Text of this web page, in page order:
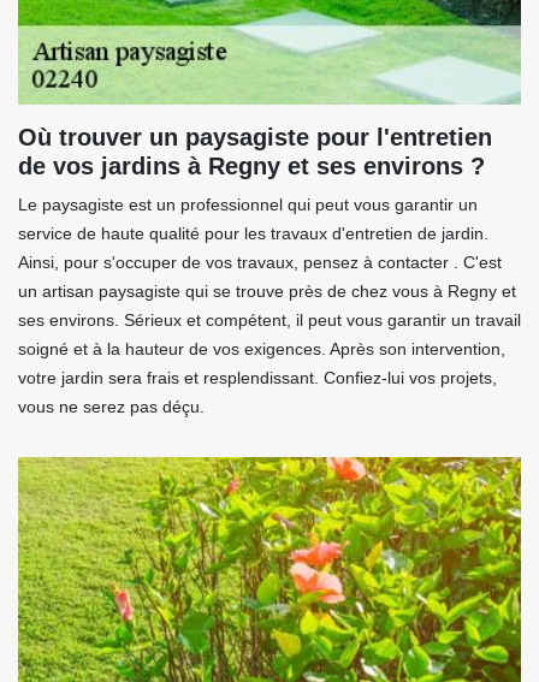
Où trouver un paysagiste pour l'entretien
de vos jardins à Regny et ses environs ?
Le paysagiste est un professionnel qui peut vous garantir un
service de haute qualité pour les travaux d'entretien de jardin.
Ainsi, pour s'occuper de vos travaux, pensez à contacter . C'est
un artisan paysagiste qui se trouve près de chez vous à Regny et
ses environs. Sérieux et compétent, il peut vous garantir un travail
soigné et à la hauteur de vos exigences. Après son intervention,
votre jardin sera frais et resplendissant. Confiez-lui vos projets,
vous ne serez pas déçu.